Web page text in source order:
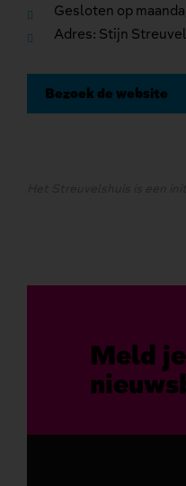
Gesloten op
Adres: Stijn
Bezoek de website
Meld